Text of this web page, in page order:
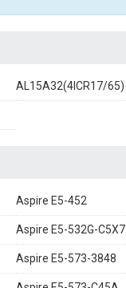
AL15A32(4ICR17/65)
Aspire E5-452
Aspire E5-532G-C5X7
Aspire E5-573-3848